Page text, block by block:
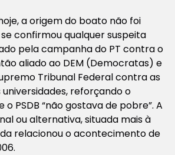
a origem do boato não foi
confirmou qualquer suspeita
pela campanha do PT contra o
aliado ao DEM (Democratas) e
Tribunal Federal contra as
reforçando o
o PSDB “não gostava de pobre”. A
ou alternativa, situada mais à
relacionou o acontecimento de